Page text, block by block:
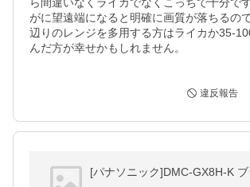
がに望遠端になると明確に画質が落ちるの
辺りのレンジを多用する方はライカか35-
んだ方が幸せかもしれません。
違反報告
[パナソニック]DMC-GX8H-K ブ